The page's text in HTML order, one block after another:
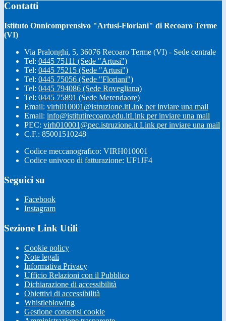
Contatti
Istituto Onnicomprensivo "Artusi-Floriani" di Recoaro Terme
(VI)
Via Pralonghi, 5, 36076 Recoaro Terme (VI) - Sede centrale
Tel: 0445 75111 (Sede "Artusi")
Tel: 0445 75215 (Sede "Artusi")
Tel: 0445 75056 (Sede "Floriani")
Tel: 0445 794086 (Sede Rovegliana)
Tel: 0445 75891 (Sede Merendaore)
Email: virh010001@istruzione.itLink per inviare una mail
Email: info@istitutirecoaro.edu.itLink per inviare una mail
PEC: virh010001@pec.istruzione.it Link per inviare una mail
C.F.: 85001510248
Codice meccanografico: VIRH010001
Codice univoco di fatturazione: UF1JF4
Seguici su
Facebook
Instagram
Sezione Link Utili
Cookie policy
Note legali
Informativa Privacy
Ufficio Relazioni con il Pubblico
Dichiarazione di accessibilità
Obiettivi di accessibilità
Whistleblowing
Gestione consensi cookie